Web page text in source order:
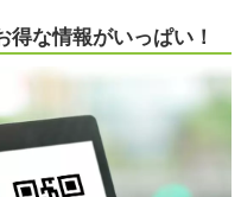
な情報がいっぱい！